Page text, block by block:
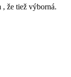
že tiež výborná.